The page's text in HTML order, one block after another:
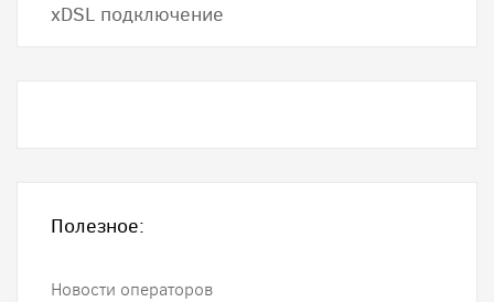
хDSL подключение
Полезное:
Новости операторов